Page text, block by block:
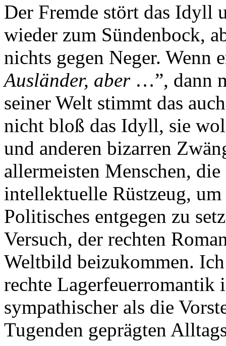
Der Fremde stört das Idyll
wieder zum Sündenbock,
nichts gegen Neger. Wenn
Ausländer, aber…”, dann
seiner Welt stimmt das
nicht bloß das Idyll, sie
und anderen bizarren
allermeisten Menschen,
intellektuelle Rüstzeug, um
Politisches entgegen zu
Versuch, der rechten
Weltbild beizukommen.
rechte Lagerfeuerromantik
sympathischer als die
Tugenden geprägten